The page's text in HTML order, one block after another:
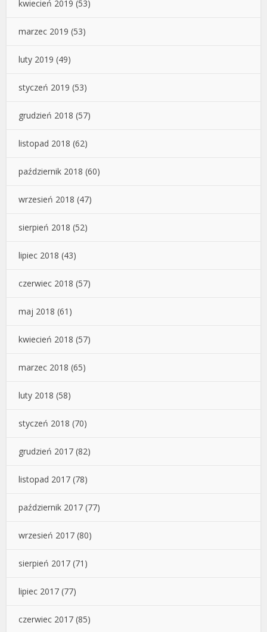
kwiecień 2019 (53)
marzec 2019 (53)
luty 2019 (49)
styczeń 2019 (53)
grudzień 2018 (57)
listopad 2018 (62)
październik 2018 (60)
wrzesień 2018 (47)
sierpień 2018 (52)
lipiec 2018 (43)
czerwiec 2018 (57)
maj 2018 (61)
kwiecień 2018 (57)
marzec 2018 (65)
luty 2018 (58)
styczeń 2018 (70)
grudzień 2017 (82)
listopad 2017 (78)
październik 2017 (77)
wrzesień 2017 (80)
sierpień 2017 (71)
lipiec 2017 (77)
czerwiec 2017 (85)